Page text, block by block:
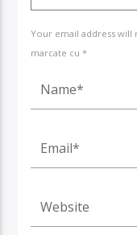
Your email address
marcate cu *